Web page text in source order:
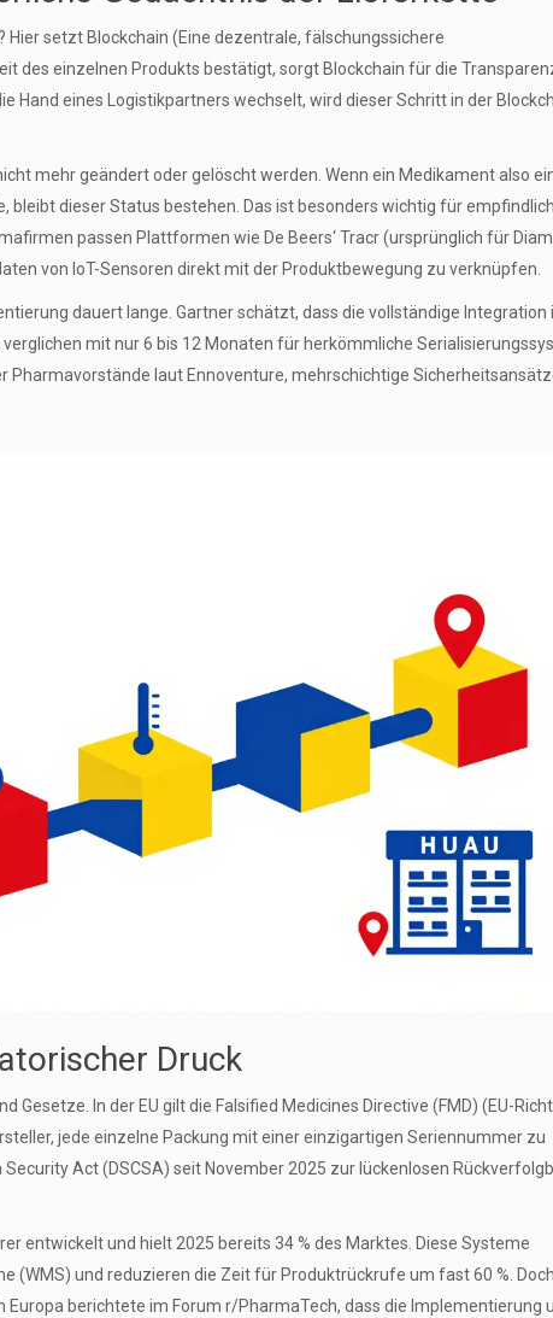
Hier setzt Blockchain (Eine dezentrale, fälschungssichere
des einzelnen Produkts bestätigt, sorgt Blockchain für die
Hand eines Logistikpartners wechselt, wird dieser Schritt in der
mehr geändert oder gelöscht werden. Wenn ein Medikament also
bleibt dieser Status bestehen. Das ist besonders wichtig für
passen Plattformen wie De Beers‘ Tracr (ursprünglich für
von IoT-Sensoren direkt mit der Produktbewegung zu verknüpfen.
dauert lange. Gartner schätzt, dass die vollständige Integration
mit nur 6 bis 12 Monaten für herkömmliche
Pharmavorstände laut Ennoventure, mehrschichtige
Druck
Gesetze. In der EU gilt die Falsified Medicines Directive (FMD) (EU-
jede einzelne Packung mit einer einzigartigen Seriennummer zu
Act (DSCSA) seit November 2025 zur lückenlosen
entwickelt und hielt 2025 bereits 34 % des Marktes. Diese Systeme
(WMS) und reduzieren die Zeit für Produktrückrufe um fast 60 %.
Europa berichtete im Forum r/PharmaTech, dass die Implementierung